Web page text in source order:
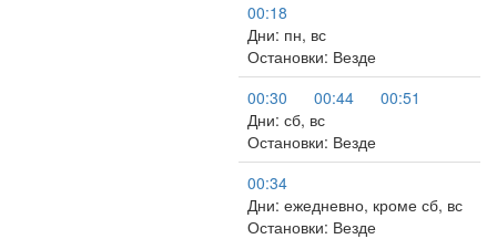
00:18
Дни: пн, вс
Остановки: Везде
00:30
00:44
00:51
Дни: сб, вс
Остановки: Везде
00:34
Дни: ежедневно, кроме сб, вс
Остановки: Везде